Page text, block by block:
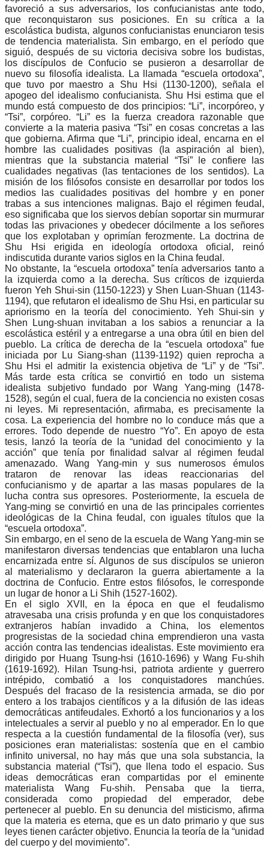
favoreció a sus adversarios, los confucianistas ante todo,
que reconquistaron sus posiciones. En su crítica a la
escolástica budista, algunos confucianistas enunciaron tesis
de tendencia materialista. Sin embargo, en el período que
siguió, después de su victoria decisiva sobre los budistas,
los discípulos de Confucio se pusieron a desarrollar de
nuevo su filosofía idealista. La llamada “escuela ortodoxa”,
que tuvo por maestro a Shu Hsi (1130-1200), señala el
apogeo del idealismo confucianista. Shu Hsi estima que el
mundo está compuesto de dos principios: “Li”, incorpóreo, y
“Tsi”, corpóreo. “Li” es la fuerza creadora razonable que
convierte a la materia pasiva “Tsi” en cosas concretas a las
que gobierna. Afirma que “Li”, principio ideal, encarna en el
hombre las cualidades positivas (la aspiración al bien),
mientras que la substancia material “Tsi” le confiere las
cualidades negativas (las tentaciones de los sentidos). La
misión de los filósofos consiste en desarrollar por todos los
medios las cualidades positivas del hombre y en poner
trabas a sus intenciones malignas. Bajo el régimen feudal,
eso significaba que los siervos debían soportar sin murmurar
todas las privaciones y obedecer dócilmente a los señores
que los explotaban y oprimían ferozmente. La doctrina de
Shu Hsi erigida en ideología ortodoxa oficial, reinó
indiscutida durante varios siglos en la China feudal.
No obstante, la “escuela ortodoxa” tenía adversarios tanto a
la izquierda como a la derecha. Sus críticos de izquierda
fueron Yeh Shui-sin (1150-1223) y Shen Luan-Shuan (1143-
1194), que refutaron el idealismo de Shu Hsi, en particular su
apriorismo en la teoría del conocimiento. Yeh Shui-sin y
Shen Lung-shuan invitaban a los sabios a renunciar a la
escolástica estéril y a entregarse a una obra útil en bien del
pueblo. La crítica de derecha de la “escuela ortodoxa” fue
iniciada por Lu Siang-shan (1139-1192) quien reprocha a
Shu Hsi el admitir la existencia objetiva de “Li” y de “Tsi”.
Más tarde esta crítica se convirtió en todo un sistema
idealista subjetivo fundado por Wang Yang-ming (1478-
1528), según el cual, fuera de la conciencia no existen cosas
ni leyes. Mi representación, afirmaba, es precisamente la
cosa. La experiencia del hombre no lo conduce más que a
errores. Todo depende de nuestro “Yo”. En apoyo de esta
tesis, lanzó la teoría de la “unidad del conocimiento y la
acción” que tenía por finalidad salvar al régimen feudal
amenazado. Wang Yang-min y sus numerosos émulos
trataron de renovar las ideas reaccionarias del
confucianismo y de apartar a las masas populares de la
lucha contra sus opresores. Posteriormente, la escuela de
Yang-ming se convirtió en una de las principales corrientes
ideológicas de la China feudal, con iguales títulos que la
“escuela ortodoxa”.
Sin embargo, en el seno de la escuela de Wang Yang-min se
manifestaron diversas tendencias que entablaron una lucha
encarnizada entre sí. Algunos de sus discípulos se unieron
al materialismo y declararon la guerra abiertamente a la
doctrina de Confucio. Entre estos filósofos, le corresponde
un lugar de honor a Li Shih (1527-1602).
En el siglo XVII, en la época en que el feudalismo
atravesaba una crisis profunda y en que los conquistadores
extranjeros habían invadido a China, los elementos
progresistas de la sociedad china emprendieron una vasta
acción contra las tendencias idealistas. Este movimiento era
dirigido por Huang Tsung-hsi (1610-1696) y Wang Fu-shih
(1619-1692). Hilan Tsung-hsi, patriota ardiente y guerrero
intrépido, combatió a los conquistadores manchúes.
Después del fracaso de la resistencia armada, se dio por
entero a los trabajos científicos y a la difusión de las ideas
democráticas antifeudales. Exhortó a los funcionarios y a los
intelectuales a servir al pueblo y no al emperador. En lo que
respecta a la cuestión fundamental de la filosofía (ver), sus
posiciones eran materialistas: sostenía que en el cambio
infinito universal, no hay más que una sola substancia, la
substancia material (“Tsi”), que llena todo el espacio. Sus
ideas democráticas eran compartidas por el eminente
materialista Wang Fu-shih. Pensaba que la tierra,
considerada como propiedad del emperador, debe
pertenecer al pueblo. En su denuncia del misticismo, afirma
que la materia es eterna, que es un dato primario y que sus
leyes tienen carácter objetivo. Enuncia la teoría de la “unidad
del cuerpo y del movimiento”.